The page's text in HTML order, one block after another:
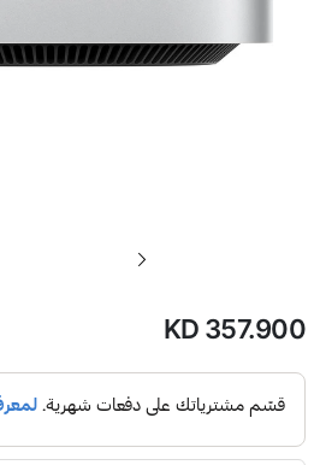
معرض
KD 357.900